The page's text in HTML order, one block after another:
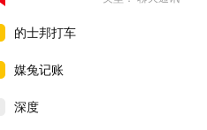
的士邦打车
媒兔记账
深度